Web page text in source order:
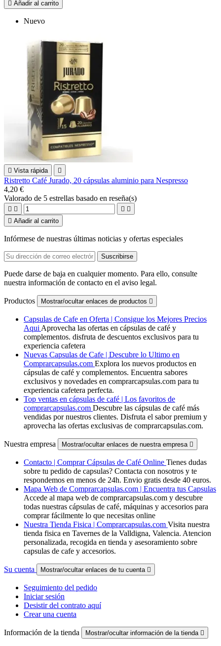
 Añadir al carrito
Nuevo
 Vista rápida 
Ristretto Café Jurado, 20 cápsulas aluminio para Nespresso
4,20 €
Valorado de 5 estrellas basado en reseña(s)
   
 Añadir al carrito
Infórmese de nuestras últimas noticias y ofertas especiales
Puede darse de baja en cualquier momento. Para ello, consulte
nuestra información de contacto en el aviso legal.
Productos Mostrar/ocultar enlaces de productos 
Capsulas de Cafe en Oferta | Consigue los Mejores Precios
Aqui Aprovecha las ofertas en cápsulas de café y
complementos. disfruta de descuentos exclusivos para tu
experiencia cafetera
Nuevas Capsulas de Cafe | Descubre lo Ultimo en
Comprarcapsulas.com Explora los nuevos productos en
cápsulas de café y complementos. Encuentra sabores
exclusivos y novedades en comprarcapsulas.com para tu
experiencia cafetera perfecta.
Top ventas en cápsulas de café | Los favoritos de
comprarcapsulas.com Descubre las cápsulas de café más
vendidas por nuestros clientes. Disfruta el sabor premium y
aprovecha las ofertas exclusivas de comprarcapsulas.com.
Nuestra empresa Mostrar/ocultar enlaces de nuestra empresa 
Contacto | Comprar Cápsulas de Café Online Tienes dudas
sobre tu pedido de capsulas? Contacta con nosotros y te
respondemos en menos de 24h. Envio gratis desde 40 euros.
Mapa Web de Comprarcapsulas.com | Encuentra tus Capsulas
Accede al mapa web de comprarcapsulas.com y descubre
todas nuestras cápsulas de café, máquinas y accesorios para
comprar fácilmente lo que necesitas online
Nuestra Tienda Fisica | Comprarcapsulas.com Visita nuestra
tienda fisica en Tavernes de la Valldigna, Valencia. Atencion
personalizada, recogida en tienda y asesoramiento sobre
capsulas de cafe y accesorios.
Su cuenta Mostrar/ocultar enlaces de tu cuenta 
Seguimiento del pedido
Iniciar sesión
Desistir del contrato aquí
Crear una cuenta
Información de la tienda Mostrar/ocultar información de la tienda 